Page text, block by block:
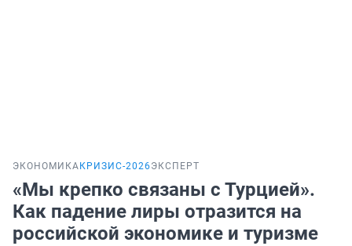
ЭКОНОМИКА КРИЗИС-2026ЭКСПЕРТ
«Мы крепко связаны с Турцией».
Как падение лиры отразится на
российской экономике и туризме